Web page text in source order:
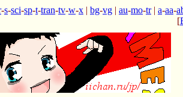
-s-sci-sp-t-tran-tv-w-x | bg-vg | au-mo-tr| a-aa-
[